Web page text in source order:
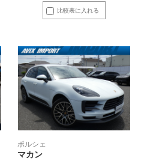
比較表に入れる
ポルシェ
マカン